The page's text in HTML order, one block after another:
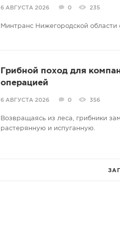
6 АВГУСТА 2026 0 235
Минтранс Нижегородской области
Грибной поход для
операцией
6 АВГУСТА 2026 0 356
Возвращаясь из леса, грибники
растерянную и испуганную.